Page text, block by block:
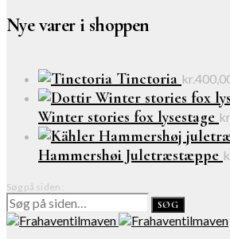
Nye varer i shoppen
Tinctoria kr.
Winter stories fox lysestage kr.
Hammershøi Juletræstæppe
Søg på siden:
SØG